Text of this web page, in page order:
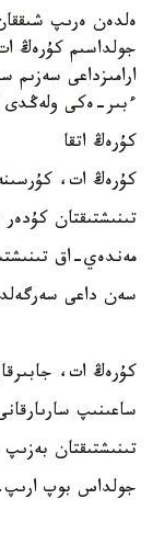
ەلدەن ەرىپ
جولداسىم كۇرەڭ
ارامىزداعى سەزىم
ءبىر-ەكى ولەڭدى
كۇرەڭ اتقا
كۇرەڭ ات،
تىنىشتىقتان
مەندەي-اق
سەن داعى
كۇرەڭ ات،
ساعىنىپ
تىنىشتىقتان
جولداس بوپ